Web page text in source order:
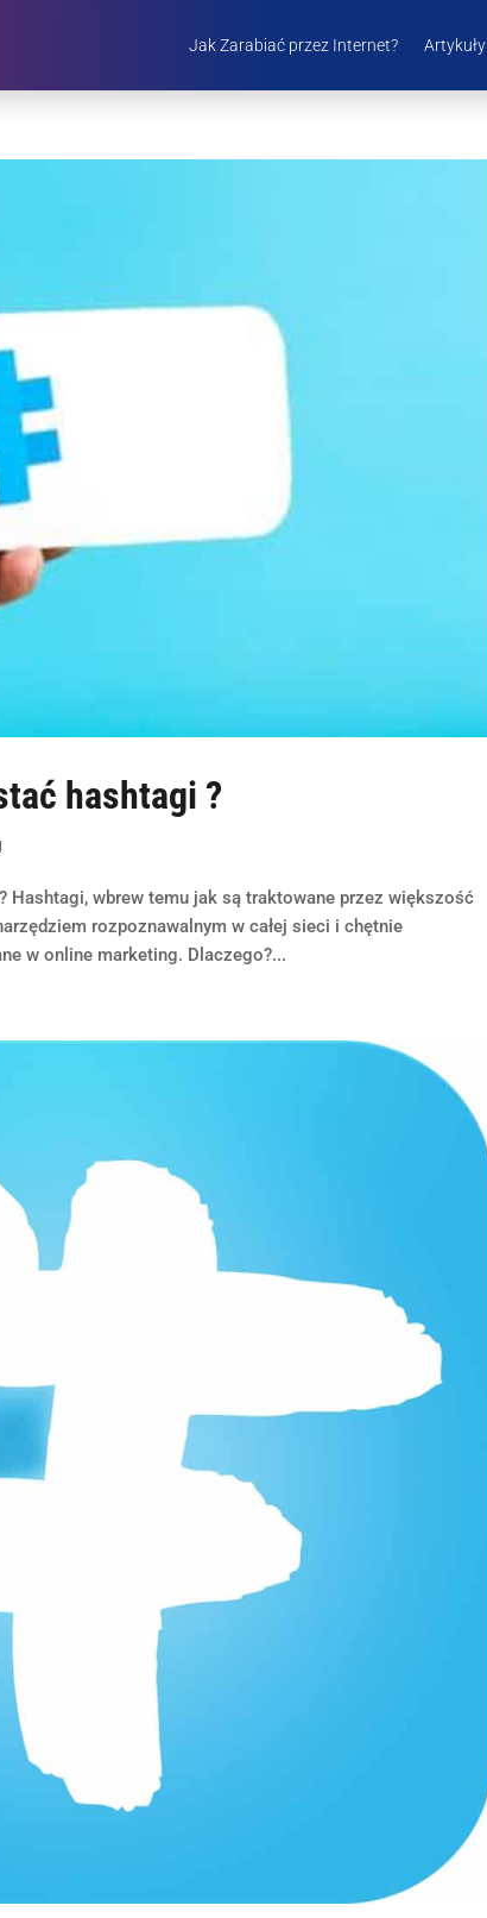
Jak Zarabiać przez Internet? Artykuły
hashtagi ?
wbrew temu jak są traktowane przez większość
rozpoznawalnym w całej sieci i chętnie
w online marketing. Dlaczego?...